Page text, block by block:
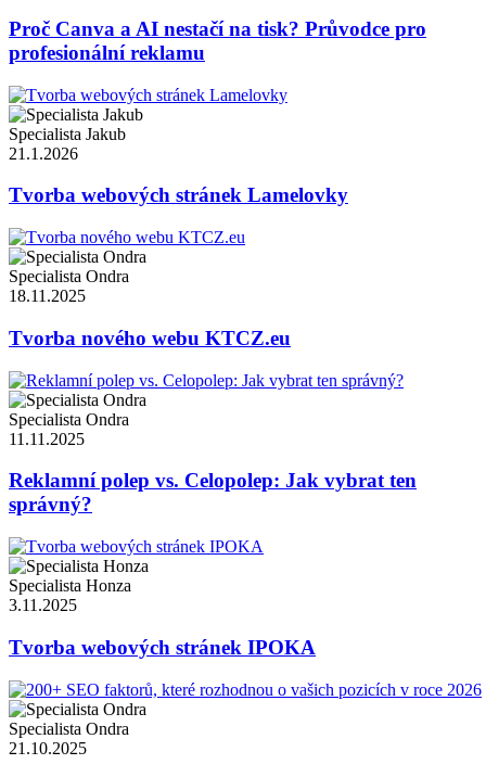
Proč Canva a AI nestačí na tisk? Průvodce pro
profesionální reklamu
Specialista Jakub
21.1.2026
Tvorba webových stránek Lamelovky
Specialista Ondra
18.11.2025
Tvorba nového webu KTCZ.eu
Specialista Ondra
11.11.2025
Reklamní polep vs. Celopolep: Jak vybrat ten
správný?
Specialista Honza
3.11.2025
Tvorba webových stránek IPOKA
Specialista Ondra
21.10.2025